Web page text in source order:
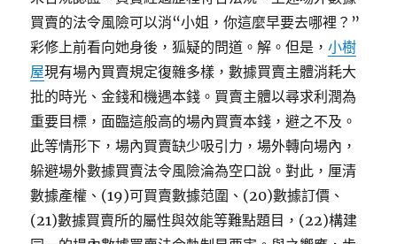
買賣的法令風險可以消“小姐，你這麼早要去哪裡？”
彩修上前看向她身後，狐疑的問道。解。但是，小樹
屋現有場內買賣規定復雜多樣，數據買賣主體消耗大
批的時光、金錢和機遇本錢。買賣主體以尋求利潤為
重要目標，面臨這般高的場內買賣本錢，避之不及。
此等情形下，場內買賣缺少吸引力，場外轉向場內，
躲避場外數據買賣法令風險淪為空口說。對此，厘清
數據產權、(19)可買賣數據范圍、(20)數據訂價、
(21)數據買賣所的屬性與效能等難點題目，(22)構建